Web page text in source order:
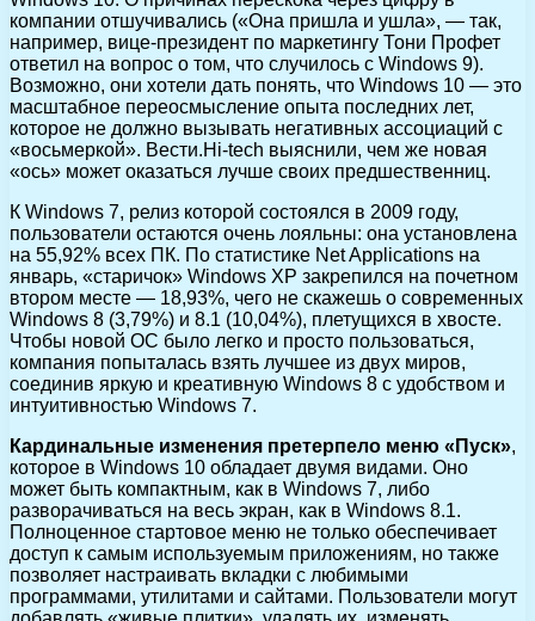
компании отшучивались («Она пришла и ушла», — так,
например, вице-президент по маркетингу Тони Профет
ответил на вопрос о том, что случилось с Windows 9).
Возможно, они хотели дать понять, что Windows 10 — это
масштабное переосмысление опыта последних лет,
которое не должно вызывать негативных ассоциаций с
«восьмеркой». Вести.Hi-tech выяснили, чем же новая
«ось» может оказаться лучше своих предшественниц.
К Windows 7, релиз которой состоялся в 2009 году,
пользователи остаются очень лояльны: она установлена
на 55,92% всех ПК. По статистике Net Applications на
январь, «старичок» Windows XP закрепился на почетном
втором месте — 18,93%, чего не скажешь о современных
Windows 8 (3,79%) и 8.1 (10,04%), плетущихся в хвосте.
Чтобы новой ОС было легко и просто пользоваться,
компания попыталась взять лучшее из двух миров,
соединив яркую и креативную Windows 8 с удобством и
интуитивностью Windows 7.
Кардинальные изменения претерпело меню «Пуск»,
которое в Windows 10 обладает двумя видами. Оно
может быть компактным, как в Windows 7, либо
разворачиваться на весь экран, как в Windows 8.1.
Полноценное стартовое меню не только обеспечивает
доступ к самым используемым приложениям, но также
позволяет настраивать вкладки с любимыми
программами, утилитами и сайтами. Пользователи могут